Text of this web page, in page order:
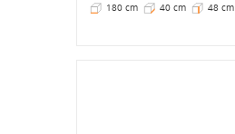
180 cm 40 cm 48 cm